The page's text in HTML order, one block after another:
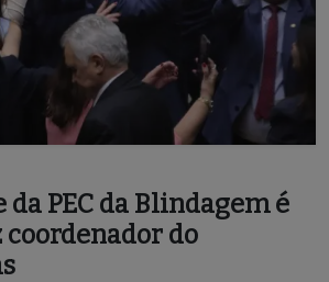
PEC da Blindagem é
coordenador do